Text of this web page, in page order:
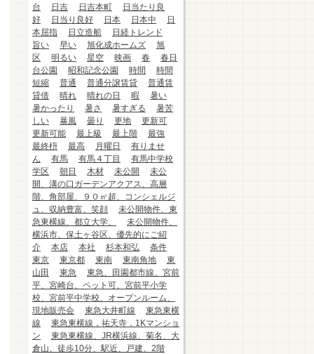
台
日吉 日吉本町
日当たり良
好
日当り良好 日本 日本中
日
本屈指
日立造船
日経トレンド
旨い
早い 旭化成ホームズ
旭
区
明るい 星空 映画 春
春日
台公園
昭和記念公園 時間
時間
短縮
普通 普通分譲賃貸
普通賃
貸借
晴れ 晴れの日 暇
暑い
暑かったり
暑さ 暑すぎる
暑苦
しい
暴風 曇り 更地
更新可
更新可能
最上級 最上階
最強
最終枡
最高 月曜日
有りませ
ん
有馬 有馬４丁目
有馬中学校
学区
朝日 木材 未公開
未公
開、溝の口ガーデンアクアス、高層
階、角部屋、９０㎡超、コンシェルジ
ュ、収納豊富、笑顔
未公開物件、東
急東横線、都立大学、
未公開物件、
横浜市、保土ヶ谷区、優先的にご紹
介
本店 本社 杉本和弘
条件
東京
東京都 東南 東南角地
東
山田
東急
東急、田園都市線、宮前
平、宮崎台、ペット可、宮前平小学
校、宮前平中学校、オープンルーム、
現地販売会
東急大井町線
東急東横
線
東急東横線，祐天寺，1Kマンショ
ン
東急東横線、JR横浜線、菊名、大
倉山、徒歩10分、駅近、戸建、2階